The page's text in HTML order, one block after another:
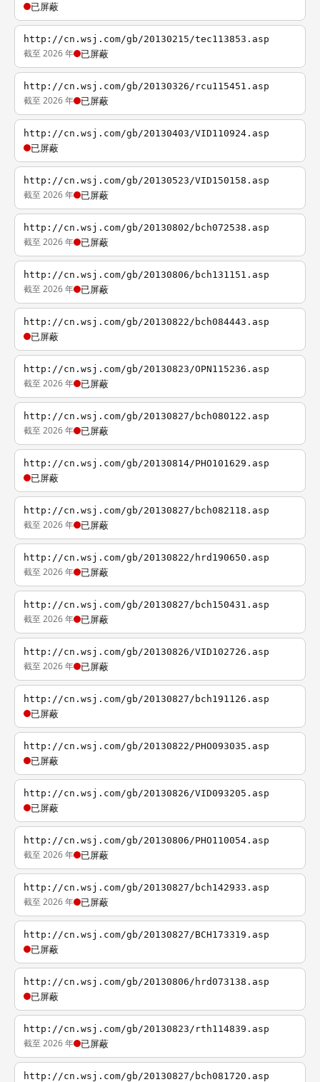
已屏蔽
http://cn.wsj.com/gb/20130215/tec113853.asp
截至 2026 年 已屏蔽
http://cn.wsj.com/gb/20130326/rcu115451.asp
截至 2026 年 已屏蔽
http://cn.wsj.com/gb/20130403/VID110924.asp
已屏蔽
http://cn.wsj.com/gb/20130523/VID150158.asp
截至 2026 年 已屏蔽
http://cn.wsj.com/gb/20130802/bch072538.asp
截至 2026 年 已屏蔽
http://cn.wsj.com/gb/20130806/bch131151.asp
截至 2026 年 已屏蔽
http://cn.wsj.com/gb/20130822/bch084443.asp
已屏蔽
http://cn.wsj.com/gb/20130823/OPN115236.asp
截至 2026 年 已屏蔽
http://cn.wsj.com/gb/20130827/bch080122.asp
截至 2026 年 已屏蔽
http://cn.wsj.com/gb/20130814/PHO101629.asp
已屏蔽
http://cn.wsj.com/gb/20130827/bch082118.asp
截至 2026 年 已屏蔽
http://cn.wsj.com/gb/20130822/hrd190650.asp
截至 2026 年 已屏蔽
http://cn.wsj.com/gb/20130827/bch150431.asp
截至 2026 年 已屏蔽
http://cn.wsj.com/gb/20130826/VID102726.asp
截至 2026 年 已屏蔽
http://cn.wsj.com/gb/20130827/bch191126.asp
已屏蔽
http://cn.wsj.com/gb/20130822/PHO093035.asp
已屏蔽
http://cn.wsj.com/gb/20130826/VID093205.asp
已屏蔽
http://cn.wsj.com/gb/20130806/PHO110054.asp
截至 2026 年 已屏蔽
http://cn.wsj.com/gb/20130827/bch142933.asp
截至 2026 年 已屏蔽
http://cn.wsj.com/gb/20130827/BCH173319.asp
已屏蔽
http://cn.wsj.com/gb/20130806/hrd073138.asp
已屏蔽
http://cn.wsj.com/gb/20130823/rth114839.asp
截至 2026 年 已屏蔽
http://cn.wsj.com/gb/20130827/bch081720.asp